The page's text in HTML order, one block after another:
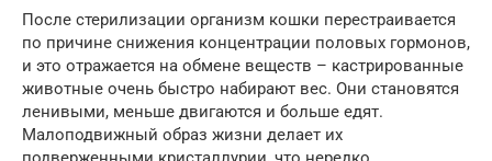
После стерилизации организм кошки перестраивается
по причине снижения концентрации половых гормонов,
и это отражается на обмене веществ – кастрированные
животные очень быстро набирают вес. Они становятся
ленивыми, меньше двигаются и больше едят.
Малоподвижный образ жизни делает их